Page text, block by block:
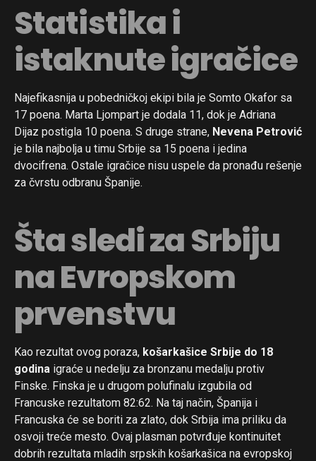
Statistika i
istaknute igračice
Najefikasnija u pobedničkoj ekipi bila je Somto Okafor sa
17 poena. Marta Ljompart je dodala 11, dok je Adriana
Dijaz postigla 10 poena. S druge strane, Nevena Petrović
je bila najbolja u timu Srbije sa 15 poena i jedina
dvocifrena. Ostale igračice nisu uspele da pronađu rešenje
za čvrstu odbranu Španije.
Šta sledi za Srbiju
na Evropskom
prvenstvu
Kao rezultat ovog poraza, košarkašice Srbije do 18
godina igraće u nedelju za bronzanu medalju protiv
Finske. Finska je u drugom polufinalu izgubila od
Francuske rezultatom 82:62. Na taj način, Španija i
Francuska će se boriti za zlato, dok Srbija ima priliku da
osvoji treće mesto. Ovaj plasman potvrđuje kontinuitet
dobrih rezultata mladih srpskih košarkašica na evropskoj